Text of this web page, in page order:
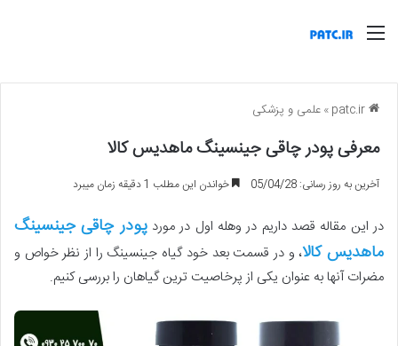
منو
»علمی و پزشکی
معرفی پودر چاقی جینسینگ ماهدیس کالا
آخرین به روز رسانی: 05/04/28 خواندن این مطلب 1 دقیقه زمان میبرد
در این مقاله قصد داریم در وهله اول در موردپودر چاقی جینسینگ
ماهدیس کالا، و در قسمت بعد خود گیاه جینسینگ را از نظر خواص و
مضرات آنها به عنوان یکی از پرخاصیت ترین گیاهان را بررسی کنیم.